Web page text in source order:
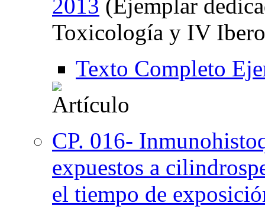
2013 (Ejemplar
Toxicología y IV
Texto Completo
CP. 016-
expuestos a
el tiempo de